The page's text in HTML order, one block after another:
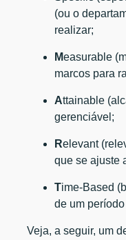
(ou o
realizar;
Measurable
marcos para
Attainable
gerenciável;
Relevant
que se ajuste
Time-Based
de um
Veja, a seguir, um